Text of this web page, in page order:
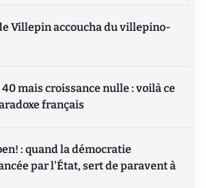
Villepin accoucha du villepino-
40 mais croissance nulle : voilà ce
français
: quand la démocratie
par l'État, sert de paravent à